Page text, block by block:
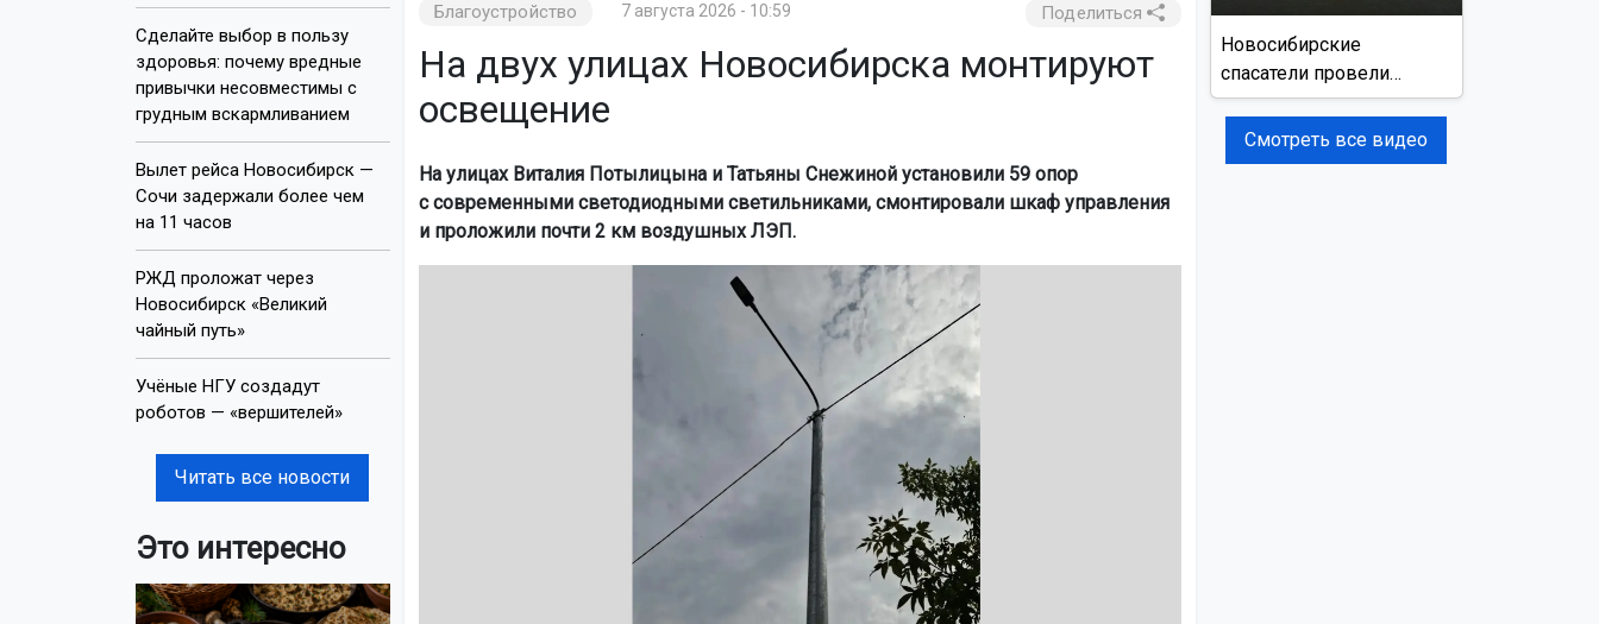
Сделайте выбор в пользу
здоровья: почему вредные
привычки несовместимы с
грудным вскармливанием
Вылет рейса Новосибирск —
Сочи задержали более чем
на 11 часов
РЖД проложат через
Новосибирск «Великий
чайный путь»
Учёные НГУ создадут
роботов — «вершителей»
Читать все новости
Это интересно
Благоустройство 7 августа 2026 - 10:59 Поделиться
На двух улицах Новосибирска монтируют
освещение
На улицах Виталия Потылицына и Татьяны Снежиной установили 59 опор
с современными светодиодными светильниками, смонтировали шкаф управления
и проложили почти 2 км воздушных ЛЭП.
Новосибирские
спасатели провели
учения на реке Обь
Смотреть все видео